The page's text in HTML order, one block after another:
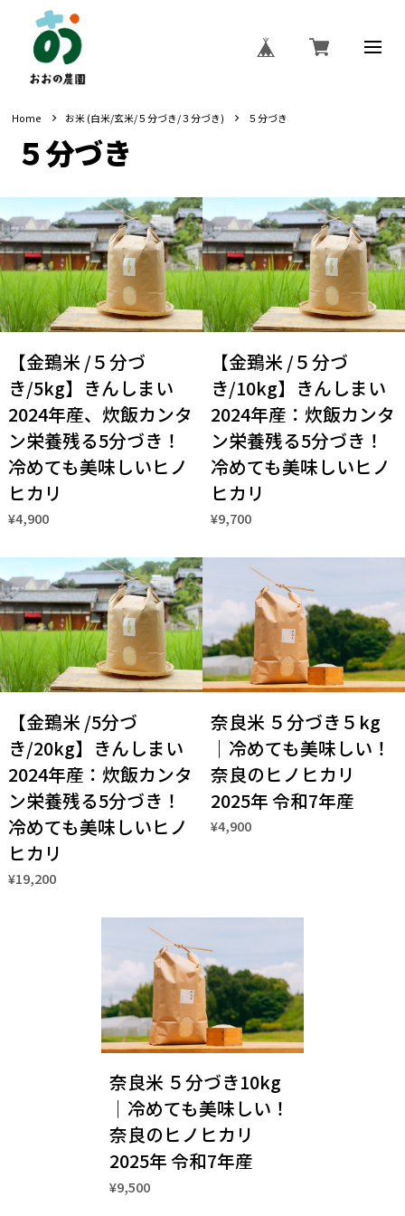
Home お米 (白米/玄米/５分づき/３分づき) ５分づき
５分づき
【金鵄米 /５分づ
き/5kg】きんしまい
2024年産、炊飯カンタ
ン栄養残る5分づき！
冷めても美味しいヒノ
ヒカリ
¥4,900
【金鵄米 /５分づ
き/10kg】きんしまい
2024年産：炊飯カンタ
ン栄養残る5分づき！
冷めても美味しいヒノ
ヒカリ
¥9,700
【金鵄米 /5分づ
き/20kg】きんしまい
2024年産：炊飯カンタ
ン栄養残る5分づき！
冷めても美味しいヒノ
ヒカリ
¥19,200
奈良米 ５分づき５kg
｜冷めても美味しい！
奈良のヒノヒカリ
2025年 令和7年産
¥4,900
奈良米 ５分づき10kg
｜冷めても美味しい！
奈良のヒノヒカリ
2025年 令和7年産
¥9,500